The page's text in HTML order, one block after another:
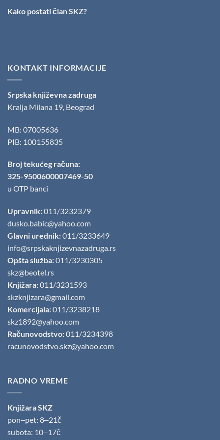
Kako postati član SKZ?
KONTAKT INFORMACIJE
Srpska književna zadruga
Kralja Milana 19, Beograd
MB: 07005636
PIB: 100155835
Broj tekućeg računa:
325-9500600007469-50
u OTP banci
Upravnik:011/3232379
dusko.babic@yahoo.com
Glavni urednik:011/3233649
info@srpskaknjizevnazadruga.rs
Opšta služba:011/3230305
skz@beotel.rs
Knjižara:011/3231593
skzknjizara@gmail.com
Komercijala:011/3238218
skz1892@yahoo.com
Računovodstvo:011/3234398
racunovodstvo.skz@yahoo.com
RADNO VREME
Knjižara SKZ
pon‒pet: 8‒21č
subota: 10‒17č